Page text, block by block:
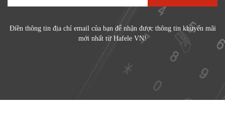
Điền thông tin địa chỉ email của bạn để nhận được thông tin khuyến mãi
mới nhất từ Hafele VN!